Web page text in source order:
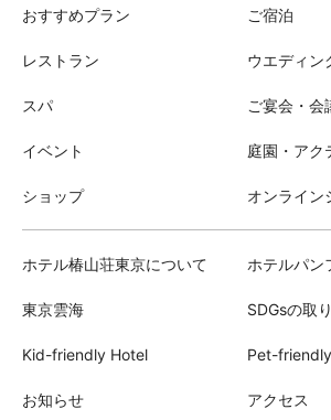
おすすめプラン ご宿泊
レストラン ウエディン
スパ ご宴会・会
イベント 庭園・アク
ショップ オンライン
ホテル椿山荘東京について ホテルパン
東京雲海 SDGsの取
Kid-friendly Hotel Pet-
お知らせ アクセス